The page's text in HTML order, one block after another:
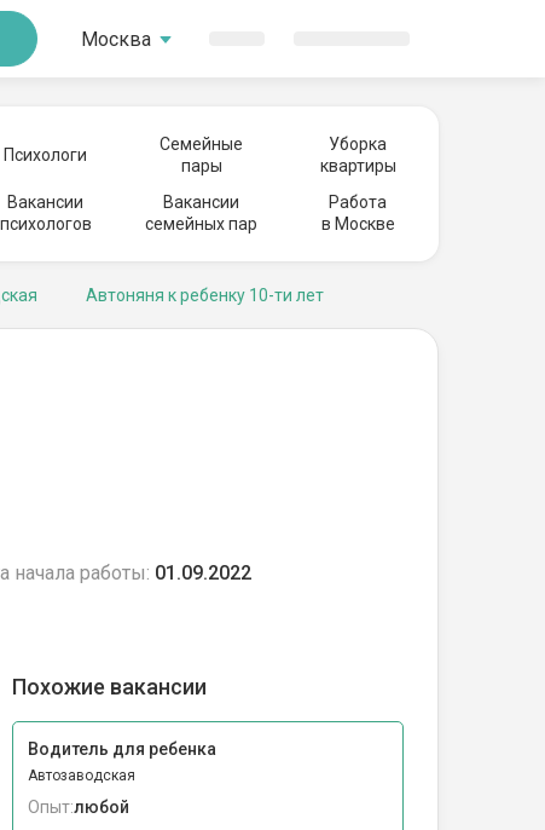
Москва
Психологи
Семейные
пары
Уборка
квартиры
Вакансии
психологов
Вакансии
семейных пар
Работа
в Москве
Автоняня к ребенку 10-ти лет
начала работы: 01.09.2022
Похожие вакансии
Водитель для ребенка
Автозаводская
Опыт:любой